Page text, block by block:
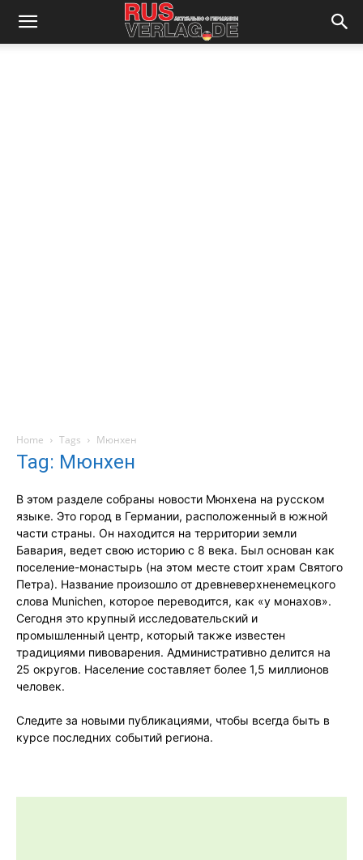
Home Tags Мюнхен
Tag: Мюнхен
В этом разделе собраны новости Мюнхена на русском
языке. Это город в Германии, расположенный в южной
части страны. Он находится на территории земли
Бавария, ведет свою историю с 8 века. Был основан как
поселение-монастырь (на этом месте стоит храм Святого
Петра). Название произошло от древневерхненемецкого
слова Munichen, которое переводится, как «у монахов».
Сегодня это крупный исследовательский и
промышленный центр, который также известен
традициями пивоварения. Административно делится на
25 округов. Население составляет более 1,5 миллионов
человек.
Следите за новыми публикациями, чтобы всегда быть в
курсе последних событий региона.